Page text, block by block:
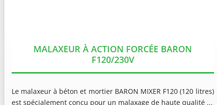
MALAXEUR À ACTION FORCÉE BARON
F120/230V
Le malaxeur à béton et mortier BARON MIXER F120 (120 litres)
est spécialement conçu pour un malaxage de haute qualité ...